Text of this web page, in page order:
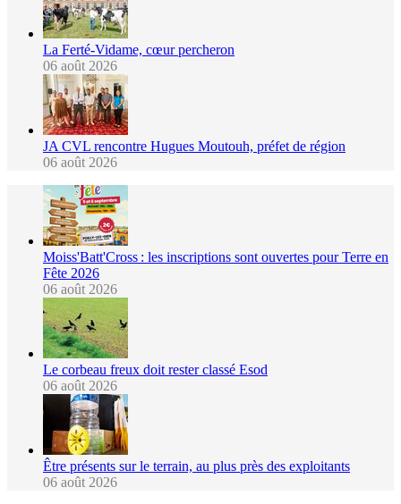
La Ferté-Vidame, cœur percheron
06 août 2026
JA CVL rencontre Hugues Moutouh, préfet de région
06 août 2026
Moiss'Batt'Cross : les inscriptions sont ouvertes pour Terre en
Fête 2026
06 août 2026
Le corbeau freux doit rester classé Esod
06 août 2026
Être présents sur le terrain, au plus près des exploitants
06 août 2026